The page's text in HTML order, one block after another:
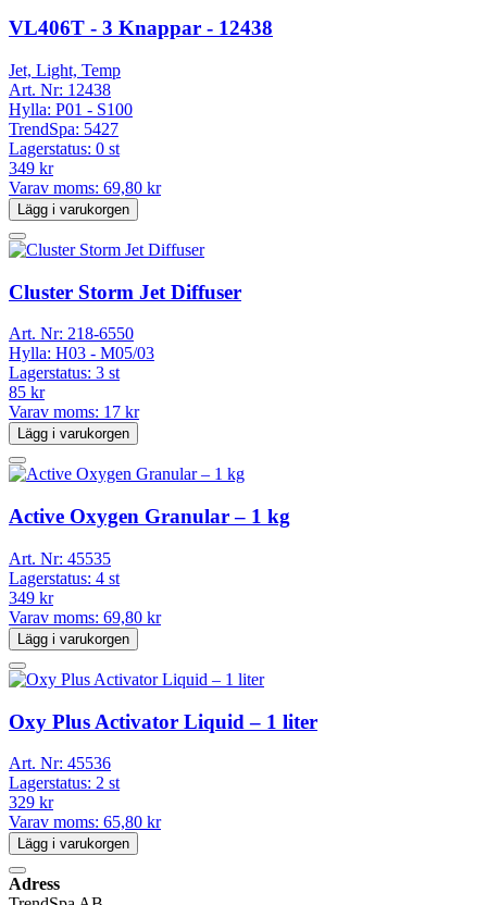
VL406T - 3 Knappar - 12438
Jet, Light, Temp
Art. Nr: 12438
Hylla: P01 - S100
TrendSpa: 5427
Lagerstatus: 0 st
349 kr
Varav moms: 69,80 kr
Lägg i varukorgen
Cluster Storm Jet Diffuser
Art. Nr: 218-6550
Hylla: H03 - M05/03
Lagerstatus: 3 st
85 kr
Varav moms: 17 kr
Lägg i varukorgen
Active Oxygen Granular – 1 kg
Art. Nr: 45535
Lagerstatus: 4 st
349 kr
Varav moms: 69,80 kr
Lägg i varukorgen
Oxy Plus Activator Liquid – 1 liter
Art. Nr: 45536
Lagerstatus: 2 st
329 kr
Varav moms: 65,80 kr
Lägg i varukorgen
Adress